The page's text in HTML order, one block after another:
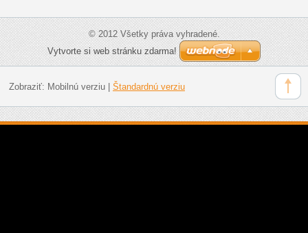
© 2012 Všetky práva vyhradené.
Vytvorte si web stránku zdarma!
Zobraziť: Mobilnú verziu| Štandardnú verziu